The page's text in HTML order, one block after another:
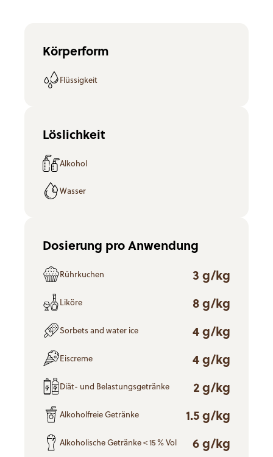
Körperform
Flüssigkeit
Löslichkeit
Alkohol
Wasser
Dosierung pro Anwendung
Rührkuchen 3 g/kg
Liköre 8 g/kg
Sorbets and water ice 4 g/kg
Eiscreme 4 g/kg
Diät- und Belastungsgetränke 2 g/kg
Alkoholfreie Getränke 1.5 g/kg
Alkoholische Getränke < 15 % Vol 6 g/kg